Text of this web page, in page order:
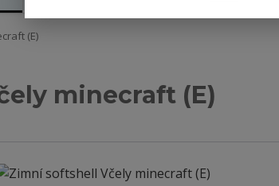
(E)
minecraft (E)